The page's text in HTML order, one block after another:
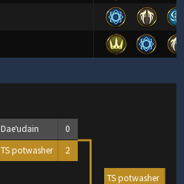
Dae'udain 0
TS potwasher 2
TS potwasher